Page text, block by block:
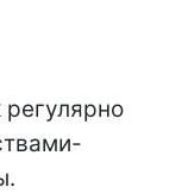
регулярно